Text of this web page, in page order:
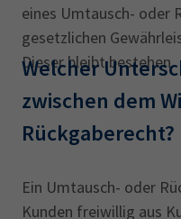
eines Umtausch- oder
gesetzlichen
Dieser bleibt bestehen.
Welcher
zwischen dem
Rückgaberecht?‎
Ein Umtausch- oder
Kunden freiwillig aus